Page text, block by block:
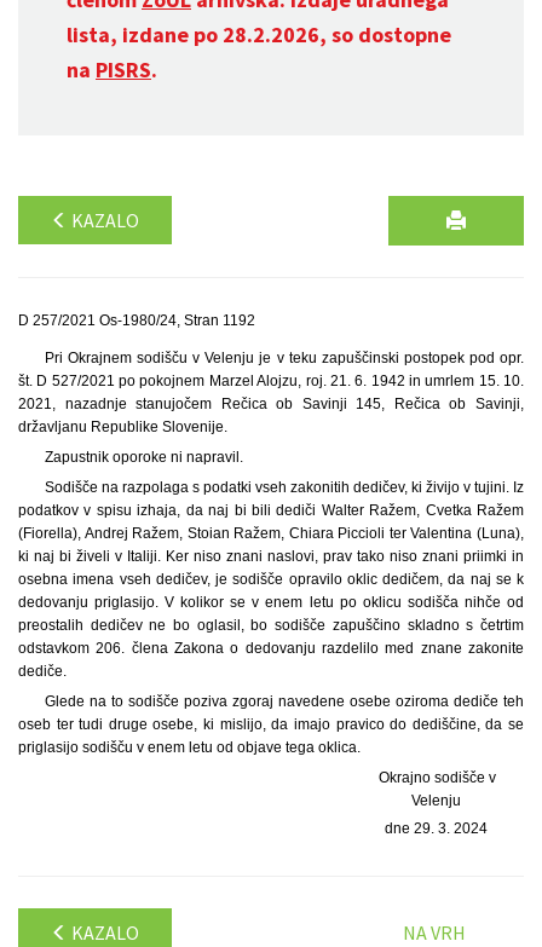
lista, izdane po 28.2.2026, so dostopne
na PISRS.
KAZALO
D 257/2021 Os-1980/24, Stran 1192
Pri Okrajnem sodišču v Velenju je v teku zapuščinski postopek pod opr.
št. D 527/2021 po pokojnem Marzel Alojzu, roj. 21. 6. 1942 in umrlem 15. 10.
2021, nazadnje stanujočem Rečica ob Savinji 145, Rečica ob Savinji,
državljanu Republike Slovenije.
Zapustnik oporoke ni napravil.
Sodišče na razpolaga s podatki vseh zakonitih dedičev, ki živijo v tujini. Iz
podatkov v spisu izhaja, da naj bi bili dediči Walter Ražem, Cvetka Ražem
(Fiorella), Andrej Ražem, Stoian Ražem, Chiara Piccioli ter Valentina (Luna),
ki naj bi živeli v Italiji. Ker niso znani naslovi, prav tako niso znani priimki in
osebna imena vseh dedičev, je sodišče opravilo oklic dedičem, da naj se k
dedovanju priglasijo. V kolikor se v enem letu po oklicu sodišča nihče od
preostalih dedičev ne bo oglasil, bo sodišče zapuščino skladno s četrtim
odstavkom 206. člena Zakona o dedovanju razdelilo med znane zakonite
dediče.
Glede na to sodišče poziva zgoraj navedene osebe oziroma dediče teh
oseb ter tudi druge osebe, ki mislijo, da imajo pravico do dediščine, da se
priglasijo sodišču v enem letu od objave tega oklica.
Okrajno sodišče v
Velenju
dne 29. 3. 2024
KAZALO NA VRH